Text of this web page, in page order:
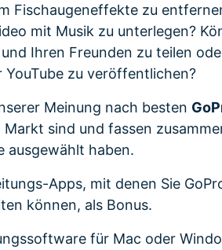
Fischaugeneffekte zu
mit Musik zu unterlegen?
Ihren Freunden zu teilen
zu veröffentlichen?
Meinung nach besten
sind und fassen
ausgewählt haben.
Apps, mit denen Sie
können, als Bonus.
für Mac oder